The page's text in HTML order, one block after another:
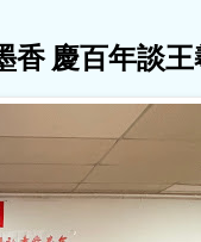
香 慶百年談